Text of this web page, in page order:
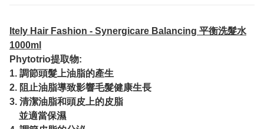
Itely Hair Fashion - Synergicare Balancing 平衡洗髮水
1000ml
Phytotrio提取物:
1. 調節頭髮上油脂的產生
2. 阻止油脂導致影響毛髮健康生長
3. 清潔油脂和頭皮上的皮脂
並適當保濕